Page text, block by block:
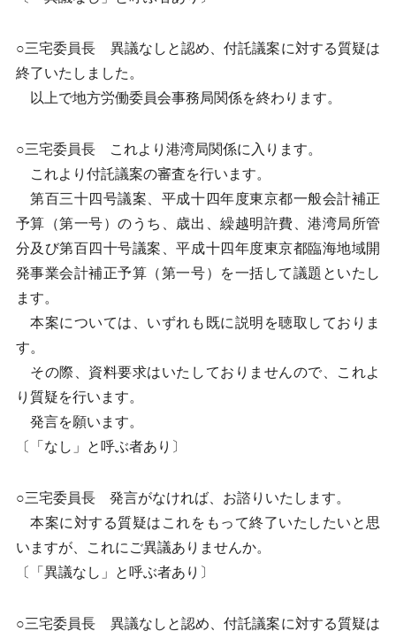
○三宅委員長 異議なしと認め、付託議案に対する質疑は
終了いたしました。
以上で地方労働委員会事務局関係を終わります。
○三宅委員長 これより港湾局関係に入ります。
これより付託議案の審査を行います。
第百三十四号議案、平成十四年度東京都一般会計補正
予算（第一号）のうち、歳出、繰越明許費、港湾局所管
分及び第百四十号議案、平成十四年度東京都臨海地域開
発事業会計補正予算（第一号）を一括して議題といたし
ます。
本案については、いずれも既に説明を聴取しておりま
す。
その際、資料要求はいたしておりませんので、これよ
り質疑を行います。
発言を願います。
〔「なし」と呼ぶ者あり〕
○三宅委員長 発言がなければ、お諮りいたします。
本案に対する質疑はこれをもって終了いたしたいと思
いますが、これにご異議ありませんか。
〔「異議なし」と呼ぶ者あり〕
○三宅委員長 異議なしと認め、付託議案に対する質疑は